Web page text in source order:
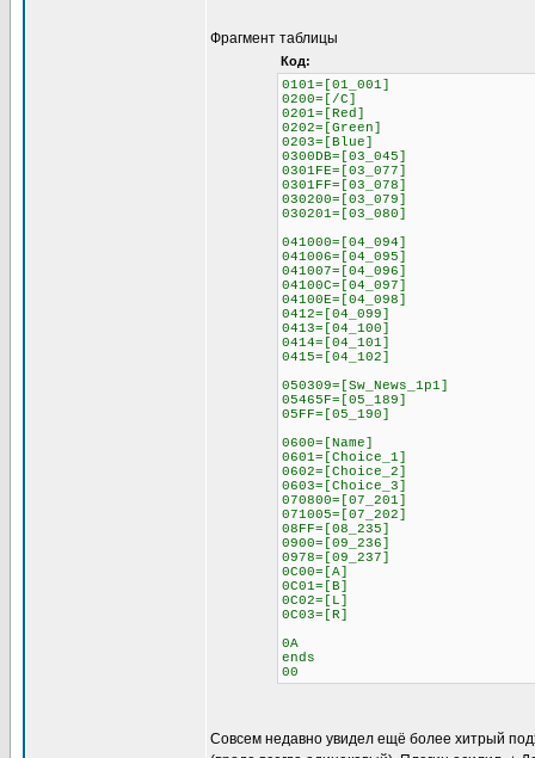
Фрагмент таблицы
Код:
0101=[01_001]
0200=[/C]
0201=[Red]
0202=[Green]
0203=[Blue]
0300DB=[03_045]
0301FE=[03_077]
0301FF=[03_078]
030200=[03_079]
030201=[03_080]
041000=[04_094]
041006=[04_095]
041007=[04_096]
04100C=[04_097]
04100E=[04_098]
0412=[04_099]
0413=[04_100]
0414=[04_101]
0415=[04_102]
050309=[Sw_News_1p1]
05465F=[05_189]
05FF=[05_190]
0600=[Name]
0601=[Choice_1]
0602=[Choice_2]
0603=[Choice_3]
070800=[07_201]
071005=[07_202]
08FF=[08_235]
0900=[09_236]
0978=[09_237]
0C00=[A]
0C01=[B]
0C02=[L]
0C03=[R]
0A
ends
00
Совсем недавно увидел ещё более хитрый